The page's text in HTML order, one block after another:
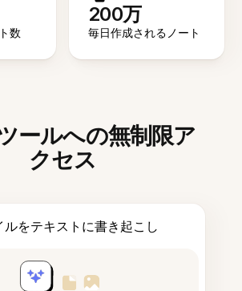
数
200万
毎日作成されるノート
ールへの無制限ア
クセス
ルをテキストに書き起こし